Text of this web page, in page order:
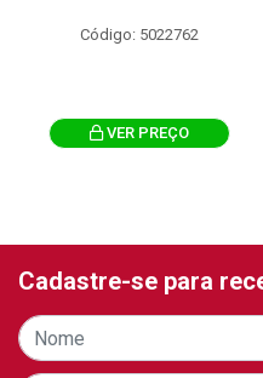
Código: 5022762
VER PREÇO
Cadastre-se para